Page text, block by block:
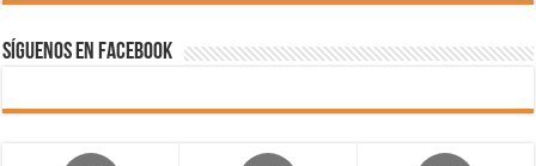
Síguenos en Facebook